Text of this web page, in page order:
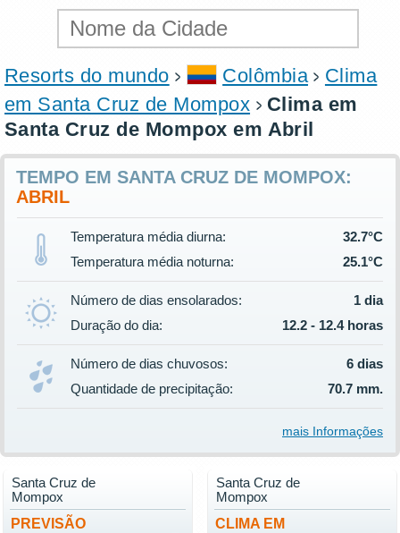
Resorts do mundo Colômbia
Clima
em Santa Cruz de Mompox
Clima em
Santa Cruz de Mompox em Abril
TEMPO EM SANTA CRUZ DE MOMPOX:
ABRIL
Temperatura média diurna:
32.7°C
Temperatura média noturna:
25.1°C
Número de dias ensolarados:
1 dia
Duração do dia:
12.2 - 12.4 horas
Número de dias chuvosos:
6 dias
Quantidade de precipitação:
70.7 mm.
mais Informações
PREVISÃO
Santa Cruz de
Mompox
CLIMA EM
Santa Cruz de
Mompox